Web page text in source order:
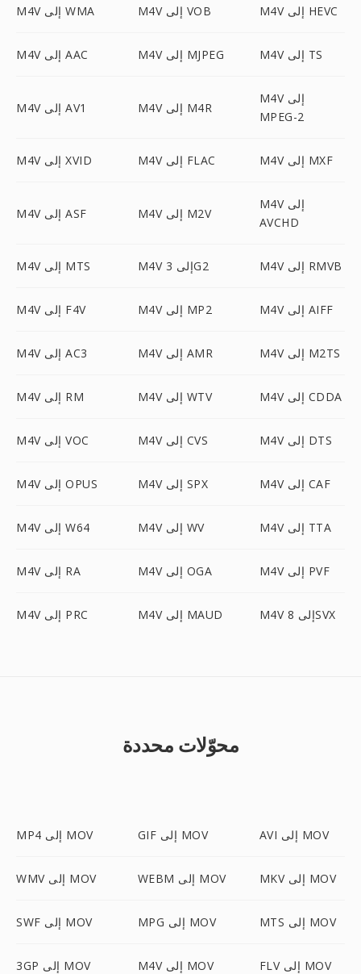
M4V إلى WMA M4V إلى VOB M4V إلى HEVC
M4V إلى AAC M4V إلى MJPEG M4V إلى TS
M4V إلى AV1 M4V إلى M4R
M4V إلى
MPEG-2
M4V إلى XVID M4V إلى FLAC M4V إلى MXF
M4V إلى ASF M4V إلى M2V
M4V إلى
AVCHD
M4V إلى MTS M4V إلى 3G2 M4V إلى RMVB
M4V إلى F4V M4V إلى MP2 M4V إلى AIFF
M4V إلى AC3 M4V إلى AMR M4V إلى M2TS
M4V إلى RM M4V إلى WTV M4V إلى CDDA
M4V إلى VOC M4V إلى CVS M4V إلى DTS
M4V إلى OPUS M4V إلى SPX M4V إلى CAF
M4V إلى W64 M4V إلى WV M4V إلى TTA
M4V إلى RA M4V إلى OGA M4V إلى PVF
M4V إلى PRC M4V إلى MAUD M4V إلى 8SVX
محوّلات محددة
MP4 إلى MOV GIF إلى MOV AVI إلى MOV
WMV إلى MOV WEBM إلى MOV MKV إلى MOV
SWF إلى MOV MPG إلى MOV MTS إلى MOV
3GP إلى MOV M4V إلى MOV FLV إلى MOV